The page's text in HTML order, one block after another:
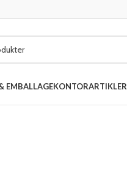
EMBALLAGEKONTORARTIKLER